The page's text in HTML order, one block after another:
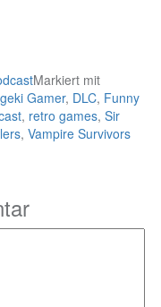
Markiert mit
Gamer, DLC, Funny
, retro games, Sir
, Vampire Survivors